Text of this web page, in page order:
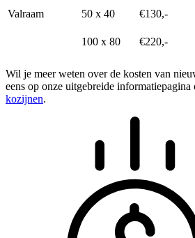
Valraam 50 x 40 €130,-
100 x 80 €220,-
Wil je meer weten over de kosten van
eens op onze uitgebreide informatiepagina
kozijnen.